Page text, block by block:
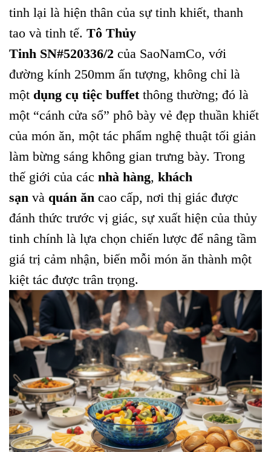
tinh lại là hiện thân của sự tinh khiết, thanh
tao và tinh tế. Tô Thủy
Tinh SN#520336/2 của SaoNamCo, với
đường kính 250mm ấn tượng, không chỉ là
một dụng cụ tiệc buffetthông thường; đó là
một “cánh cửa sổ” phô bày vẻ đẹp thuần khiết
của món ăn, một tác phẩm nghệ thuật tối giản
làm bừng sáng không gian trưng bày. Trong
thế giới của các nhà hàng, khách
sạn và quán ăn cao cấp, nơi thị giác được
đánh thức trước vị giác, sự xuất hiện của thủy
tinh chính là lựa chọn chiến lược để nâng tầm
giá trị cảm nhận, biến mỗi món ăn thành một
kiệt tác được trân trọng.